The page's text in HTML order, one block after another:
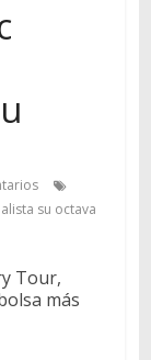
su octava
Tour,
más